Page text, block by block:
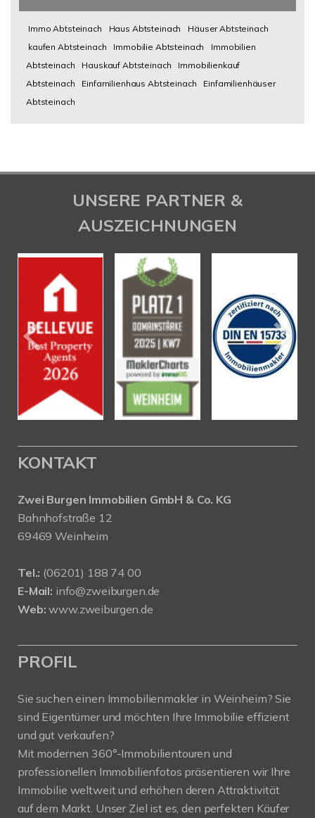
Immo Abtsteinach Haus Abtsteinach
Häuser Abtsteinach
kaufen Abtsteinach
Immobilie Abtsteinach
Immobilien
Abtsteinach
Hauskauf Abtsteinach
Immobilienkauf
Abtsteinach
Einfamilienhaus Abtsteinach
Einfamilienhäuser
Abtsteinach
UNSERE PARTNER &
AUSZEICHNUNGEN
KONTAKT
Zwei Burgen Immobilien GmbH & Co. KG
Bahnhofstraße 12
69469 Weinheim
Tel.: (06201) 188 74 00
E-Mail: info@zweiburgen.de
Web: www.zweiburgen.de
PROFIL
Sie suchen einen Immobilienmakler in Weinheim? Sie
sind Eigentümer und möchten Ihre Immobilie effizient
und gut verkaufen?
Mit modernen 360°-Immobilientouren und
professionellen Immobilienfotos präsentieren wir Ihre
Immobilie weltweit und erhöhen deren Attraktivität
auf dem Markt. Unser Ziel ist es, den perfekten Käufer